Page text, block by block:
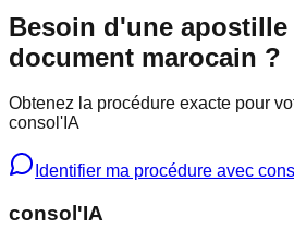
Besoin d'une
document marocain ?
Obtenez la procédure exacte pour
consol'IA
Identifier ma procédure avec
consol 'IA